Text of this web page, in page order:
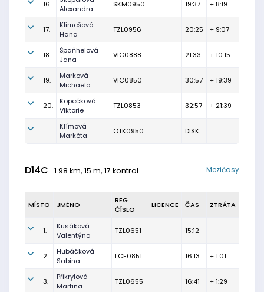
16.
Alexandra
SKM0950 19:37 + 8:19
17.
Klimešová
Hana
TZL0956 20:25 + 9:07
18.
Špaňhelová
Jana
VIC0888 21:33 + 10:15
19.
Marková
Michaela
VIC0850 30:57 + 19:39
20.
Kopečková
Viktorie
TZL0853 32:57 + 21:39
Klímová
Markéta
OTK0950 DISK
D14C 1.98 km, 15 m, 17 kontrol Mezičasy
MÍSTO JMÉNO
REG.
ČÍSLO
LICENCE ČAS ZTRÁTA
1.
Kusáková
Valentýna
TZL0651 15:12
2.
Hubáčková
Sabina
LCE0851 16:13 + 1:01
3.
Přikrylová
Martina
TZL0655 16:41 + 1:29